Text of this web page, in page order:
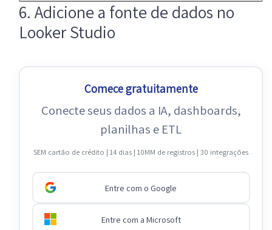
6. Adicione a fonte de dados no
Looker Studio
Comece gratuitamente
Conecte seus dados a IA, dashboards,
planilhas e ETL
SEM cartão de crédito | 14 dias | 10MM de registros | 30 integrações
Entre com o Google
Entre com a Microsoft